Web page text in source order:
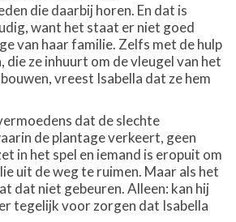
die daarbij horen. En dat is
want het staat er niet goed
van haar familie. Zelfs met de hulp
die ze inhuurt om de vleugel van het
vreest Isabella dat ze hem
dat de slechte
de plantage verkeert, geen
in het spel en iemand is eropuit om
uit de weg te ruimen. Maar als het
dat niet gebeuren. Alleen: kan hij
tegelijk voor zorgen dat Isabella